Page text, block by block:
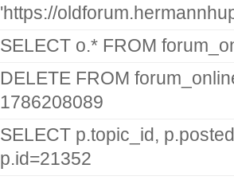
'https://
SELECT o.* FROM
DELETE FROM
1786208089
SELECT p.topic_id,
p.id=21352